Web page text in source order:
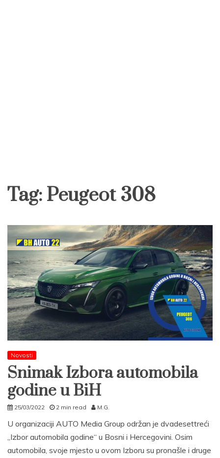
Tag: Peugeot 308
Novosti
Snimak Izbora automobila
godine u BiH
25/03/2022 2 min read M.G.
U organizaciji AUTO Media Group održan je dvadesettreći
„Izbor automobila godine“ u Bosni i Hercegovini. Osim
automobila, svoje mjesto u ovom Izboru su pronašle i druge